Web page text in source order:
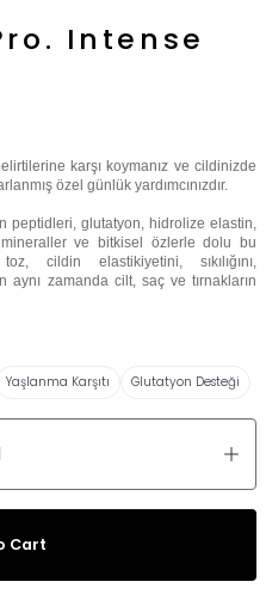
Intense
karşı koymanız ve cildinizde
özel günlük yardımcınızdır.
peptidleri, glutatyon, hidrolize elastin,
ve bitkisel özlerle dolu bu
cildin elastikiyetini, sıkılığını,
aynı zamanda cilt, saç ve tırnakların
Yaşlanma Karşıtı Glutatyon Desteği
Cart